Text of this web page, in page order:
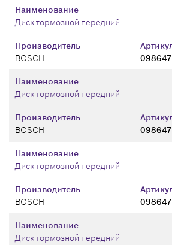
Производитель
BOSCH
Наименование
Диск тормозной передний
Производитель
BOSCH
Наименование
Диск тормозной передний
Производитель
BOSCH
Наименование
Диск тормозной передний
Наименование
Диск тормозной передний